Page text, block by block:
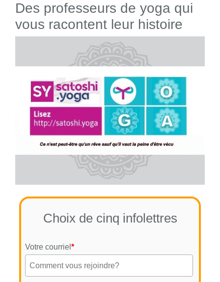
Des professeurs de yoga qui
vous racontent leur histoire
Choix de cinq infolettres
Votre courriel *